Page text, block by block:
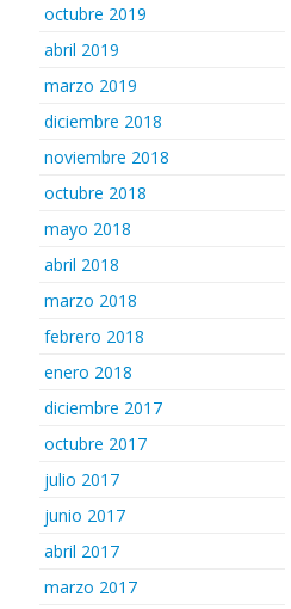
octubre 2019
abril 2019
marzo 2019
diciembre 2018
noviembre 2018
octubre 2018
mayo 2018
abril 2018
marzo 2018
febrero 2018
enero 2018
diciembre 2017
octubre 2017
julio 2017
junio 2017
abril 2017
marzo 2017